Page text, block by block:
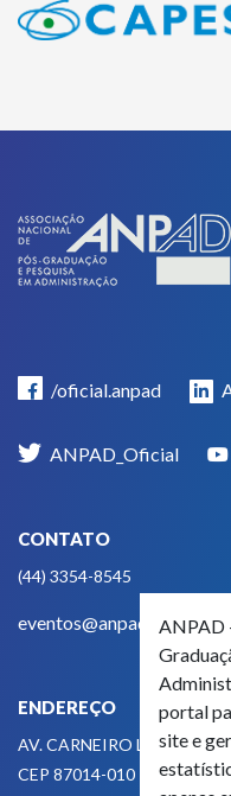
/oficial.anpad
ANPAD_Oficial
CONTATO
(44) 3354-8545
eventos@anpad.org.br
ENDEREÇO
AV. CARNEIRO LEÃO, 825
CEP 87014-010 -
ANPAD
portal
site e